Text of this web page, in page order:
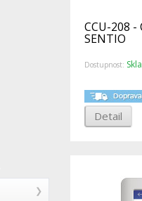
CCU-208
SENTIO
Dostupnost:
Detail